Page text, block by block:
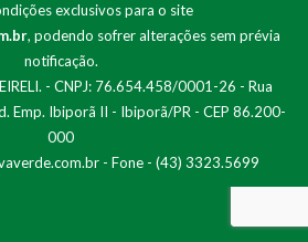
exclusivos para o site
, podendo sofrer alterações sem prévia
notificação.
- CNPJ: 76.654.458/0001-26 - Rua
Emp. Ibiporã II - Ibiporã/PR - CEP 86.200-
000
- Fone - (43) 3323.5699